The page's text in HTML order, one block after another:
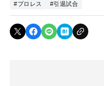
#プロレス #引退試合